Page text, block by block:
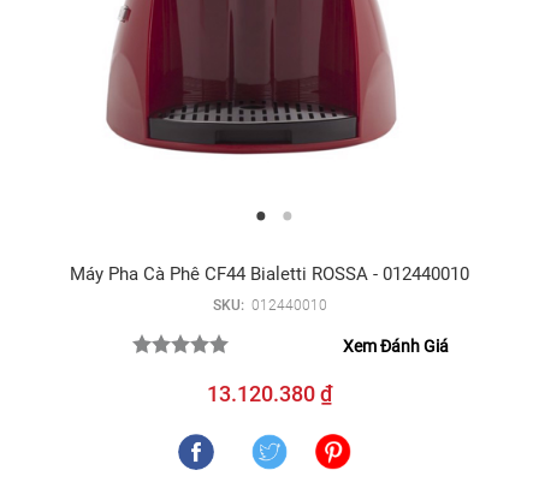
Máy Pha Cà Phê CF44 Bialetti ROSSA - 012440010
SKU: 012440010
Xem Đánh Giá
13.120.380 ₫